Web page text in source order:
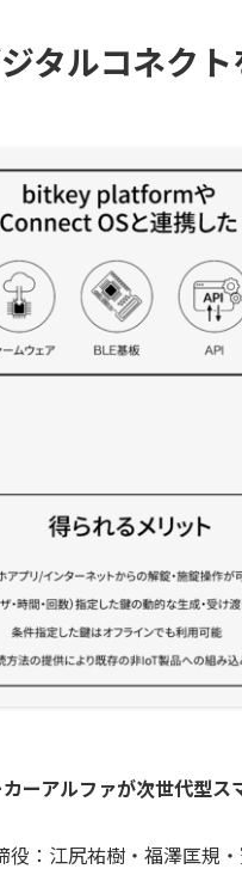
タルコネク
ーアルファが次世代型
：江尻祐樹・福澤匡規